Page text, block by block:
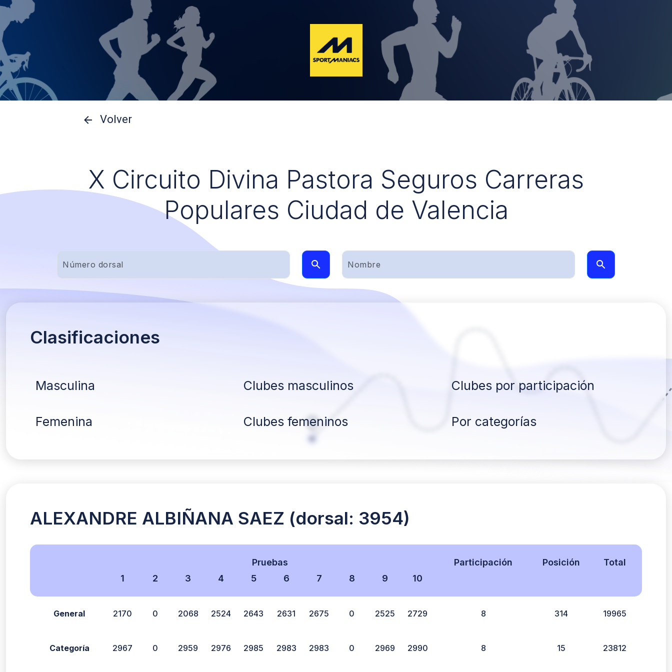
Volver
X Circuito Divina Pastora Seguros Carreras
Populares Ciudad de Valencia
Clasificaciones
Masculina Clubes masculinos Clubes por participación
Femenina Clubes femeninos Por categorías
ALEXANDRE ALBIÑANA SAEZ (dorsal: 3954)
Pruebas
1
2 3 4 5 6 7 8 9 10
Participación Posición Total
General 2170 0 2068 2524 2643 2631 2675 0 2525 2729 8 314 19965
Categoría 2967 0 2959 2976 2985 2983 2983 0 2969 2990 8 15 23812